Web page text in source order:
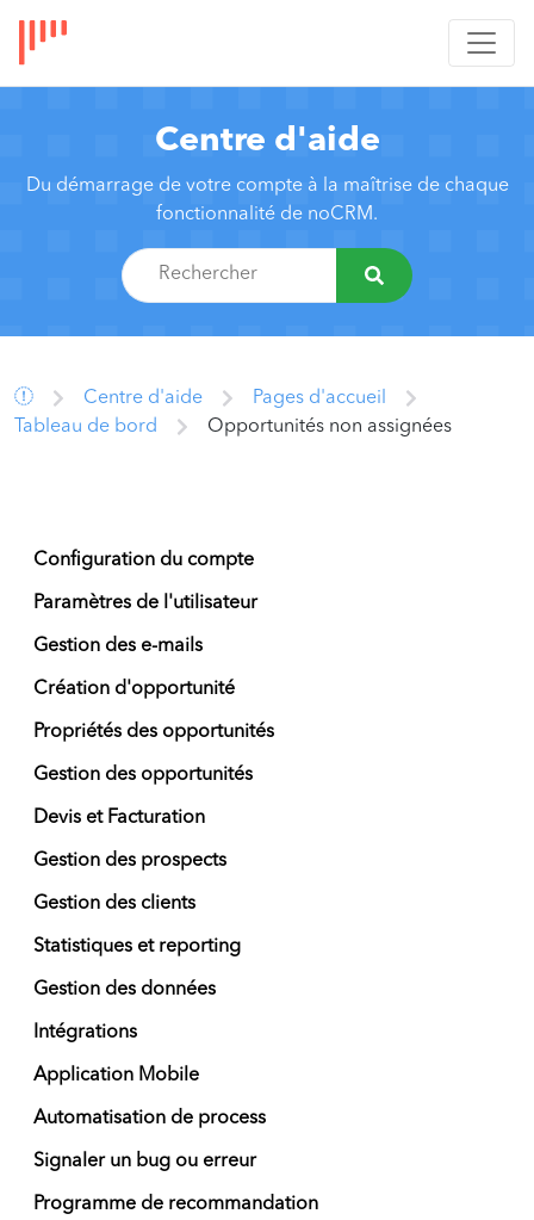
Centre d'aide
Du démarrage de votre compte à la maîtrise de chaque
fonctionnalité de noCRM.
Centre d'aide
Pages d'accueil
Tableau de bord
Opportunités non assignées
Configuration du compte
Paramètres de l'utilisateur
Gestion des e-mails
Création d'opportunité
Propriétés des opportunités
Gestion des opportunités
Devis et Facturation
Gestion des prospects
Gestion des clients
Statistiques et reporting
Gestion des données
Intégrations
Application Mobile
Automatisation de process
Signaler un bug ou erreur
Programme de recommandation